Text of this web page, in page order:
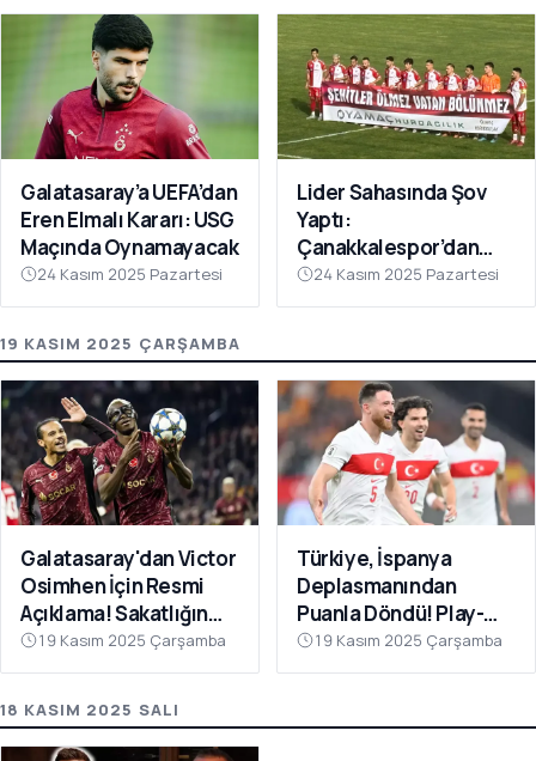
Galatasaray’a UEFA’dan
Eren Elmalı Kararı: USG
Maçında Oynamayacak
24 Kasım 2025 Pazartesi
Lider Sahasında Şov
Yaptı:
Çanakkalespor’dan
Farklı Galibiyet
24 Kasım 2025 Pazartesi
19 KASIM 2025 ÇARŞAMBA
Galatasaray'dan Victor
Osimhen İçin Resmi
Açıklama! Sakatlığın
Son Durumu Belli Oldu
19 Kasım 2025 Çarşamba
Türkiye, İspanya
Deplasmanından
Puanla Döndü! Play-
Off Öncesi Moral: 2-2
19 Kasım 2025 Çarşamba
18 KASIM 2025 SALI